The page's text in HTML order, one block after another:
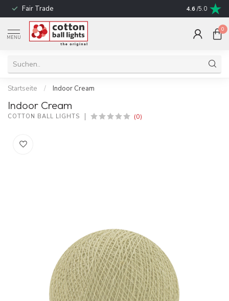
Fair Trade schnelle
4.6 /5.0
MENU
0
Startseite / Indoor Cream
Indoor Cream
COTTON BALL LIGHTS (0)